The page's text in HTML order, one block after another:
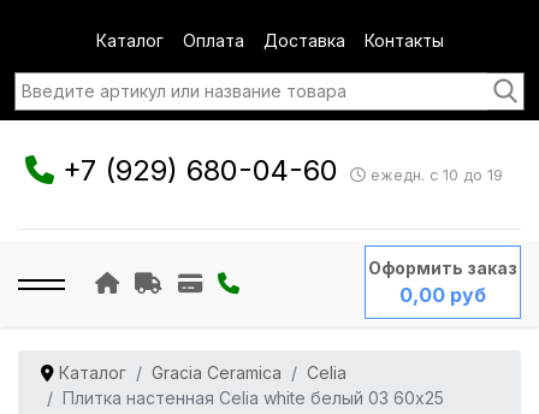
Каталог Оплата Доставка Контакты
+7 (929) 680-04-60 ежедн. с 10 до 19
Оформить заказ
0,00 руб
Каталог Gracia Ceramica
Celia
Плитка настенная Celia white белый 03 60x25